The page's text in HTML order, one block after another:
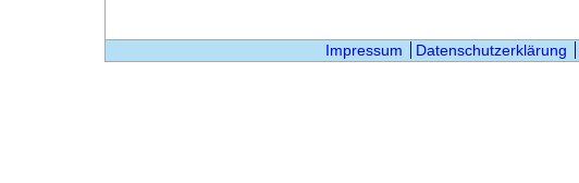
Impressum Datenschutzerklärung